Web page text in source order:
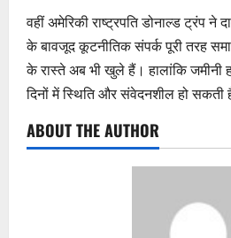
वहीं अमेरिकी राष्ट्रपति डोनाल्ड ट्रंप ने
के बावजूद कूटनीतिक संपर्क पूरी तरह
के रास्ते अब भी खुले हैं। हालांकि
दिनों में स्थिति और संवेदनशील हो सकती
ABOUT THE AUTHOR